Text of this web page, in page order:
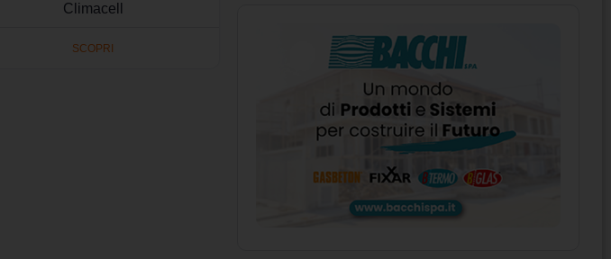
Climacell
SCOPRI